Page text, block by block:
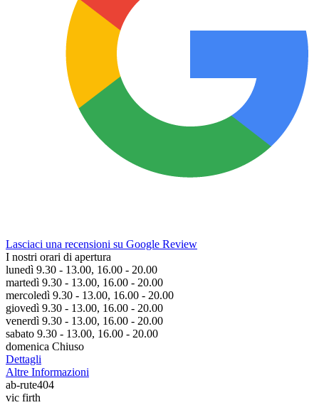
Lasciaci una recensioni su Google Review
I nostri orari di apertura
lunedì 9.30 - 13.00, 16.00 - 20.00
martedì 9.30 - 13.00, 16.00 - 20.00
mercoledì 9.30 - 13.00, 16.00 - 20.00
giovedì 9.30 - 13.00, 16.00 - 20.00
venerdì 9.30 - 13.00, 16.00 - 20.00
sabato 9.30 - 13.00, 16.00 - 20.00
domenica Chiuso
Dettagli
Altre Informazioni
ab-rute404
vic firth